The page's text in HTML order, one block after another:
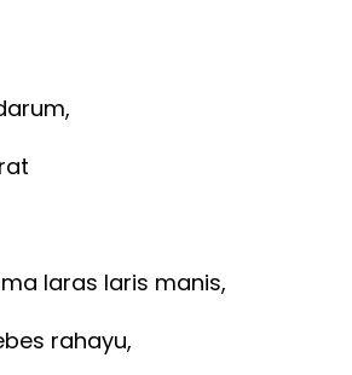
laras laris manis,
rahayu,